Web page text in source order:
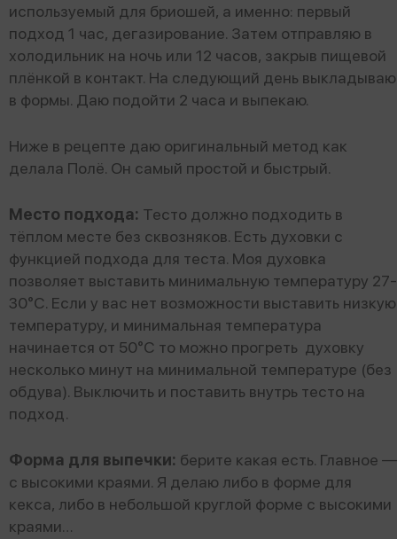
используемый для бриошей, а именно: первый
подход 1 час, дегазирование. Затем отправляю в
холодильник на ночь или 12 часов, закрыв пищевой
плёнкой в контакт. На следующий день выкладываю
в формы. Даю подойти 2 часа и выпекаю.
Ниже в рецепте даю оригинальный метод как
делала Полё. Он самый простой и быстрый.
Место подхода: Тесто должно подходить в
тёплом месте без сквозняков. Есть духовки с
функцией подхода для теста. Моя духовка
позволяет выставить минимальную температуру 27-
30°С. Если у вас нет возможности выставить низкую
температуру, и минимальная температура
начинается от 50°С то можно прогреть духовку
несколько минут на минимальной температуре (без
обдува). Выключить и поставить внутрь тесто на
подход.
Форма для выпечки: берите какая есть. Главное —
с высокими краями. Я делаю либо в форме для
кекса, либо в небольшой круглой форме с высокими
краями…